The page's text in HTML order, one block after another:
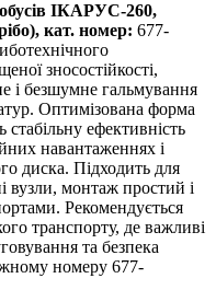
ІКАРУС-260,
кат. номер: 677-
зносостійкості,
і безшумне гальмування
Оптимізована форма
стабільну ефективність
навантаженнях і
диска. Підходить для
вузли, монтаж простий і
Рекомендується
транспорту, де важливі
та безпека
номеру 677-